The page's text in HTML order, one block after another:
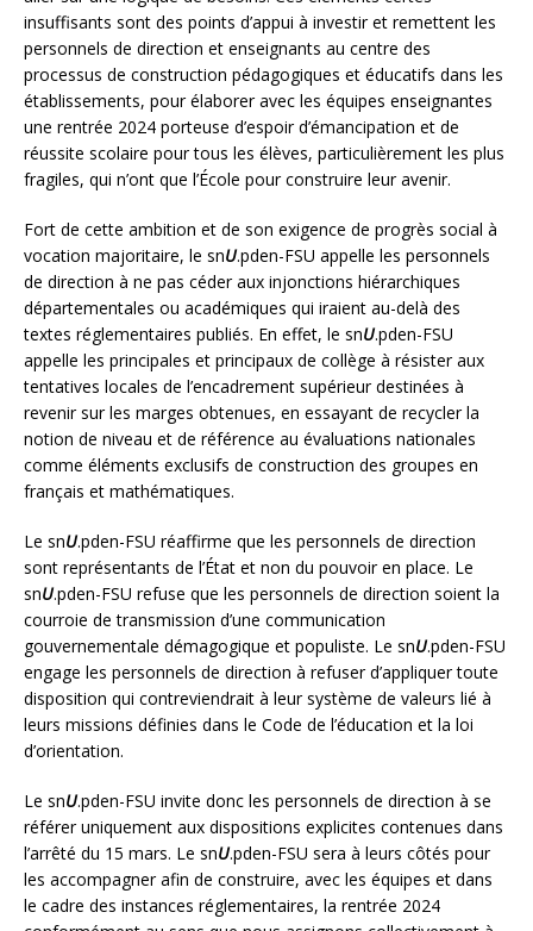
insuffisants sont des points d’appui à investir et remettent les
personnels de direction et enseignants au centre des
processus de construction pédagogiques et éducatifs dans les
établissements, pour élaborer avec les équipes enseignantes
une rentrée 2024 porteuse d’espoir d’émancipation et de
réussite scolaire pour tous les élèves, particulièrement les plus
fragiles, qui n’ont que l’École pour construire leur avenir.
Fort de cette ambition et de son exigence de progrès social à
vocation majoritaire, le snU.pden-FSU appelle les personnels
de direction à ne pas céder aux injonctions hiérarchiques
départementales ou académiques qui iraient au-delà des
textes réglementaires publiés. En effet, le snU.pden-FSU
appelle les principales et principaux de collège à résister aux
tentatives locales de l’encadrement supérieur destinées à
revenir sur les marges obtenues, en essayant de recycler la
notion de niveau et de référence au évaluations nationales
comme éléments exclusifs de construction des groupes en
français et mathématiques.
Le snU.pden-FSU réaffirme que les personnels de direction
sont représentants de l’État et non du pouvoir en place. Le
snU.pden-FSU refuse que les personnels de direction soient la
courroie de transmission d’une communication
gouvernementale démagogique et populiste. Le snU.pden-FSU
engage les personnels de direction à refuser d’appliquer toute
disposition qui contreviendrait à leur système de valeurs lié à
leurs missions définies dans le Code de l’éducation et la loi
d’orientation.
Le snU.pden-FSU invite donc les personnels de direction à se
référer uniquement aux dispositions explicites contenues dans
l’arrêté du 15 mars. Le snU.pden-FSU sera à leurs côtés pour
les accompagner afin de construire, avec les équipes et dans
le cadre des instances réglementaires, la rentrée 2024